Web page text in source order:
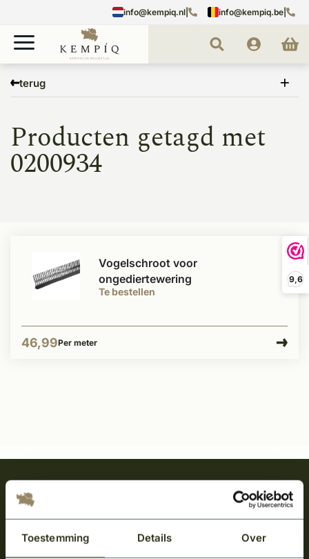
Toestemming Details Over
9,6
info@kempiq.nl info@kempiq.be
terug
0200934
Producten getagd met
0200934
Te bestellen
Vogelschroot voor
ongediertewering
46,99Per meter
Meld je aan en ontvang het laatste nieuws
over onze kempische bouwstijl!
Aanmelden voor de nieuwsbrief